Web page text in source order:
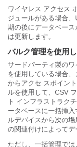
ワイヤレス アクセス
ジュールがある場合
期の後にデータベー
は更新します。
バルク管理を使用
サードパーティ製の
を使用している場合
からアクセ スポイン
ルを使用して、CSV
ト インフラストラク
ータベースに一括挿
ルデバイスから次の
の関連付けによってデ
ただし、一括管理で